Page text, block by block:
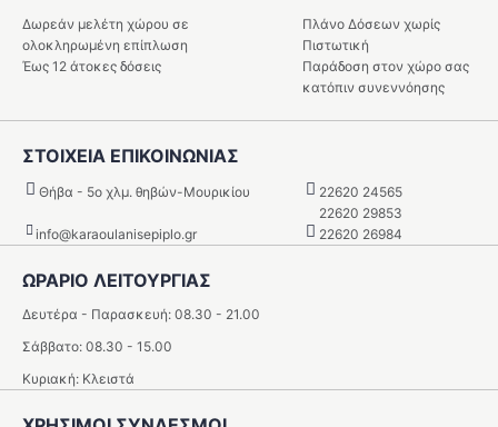
ΩΡΑΡΙΟ ΛΕΙΤΟΥΡΓΙΑΣ
Δευτέρα - Παρασκευή: 08.30 - 21.00
Σάββατο: 08.30 - 15.00
Κυριακή: Κλειστά
Δωρεάν μελέτη χώρου σε
ολοκληρωμένη επίπλωση
Πλάνο Δόσεων χωρίς
Πιστωτική
Έως 12 άτοκες δόσεις
Παράδοση στον χώρο σας
κατόπιν συνεννόησης
ΣΤΟΙΧΕΙΑ ΕΠΙΚΟΙΝΩΝΙΑΣ
Θήβα - 5o χλμ. θηβών-Μουρικίου
22620 24565
22620 29853
info@karaoulanisepiplo.gr
22620 26984